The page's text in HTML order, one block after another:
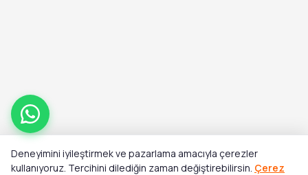
Deneyimini iyileştirmek ve pazarlama amacıyla çerezler
kullanıyoruz. Tercihini dilediğin zaman değiştirebilirsin. Çerez